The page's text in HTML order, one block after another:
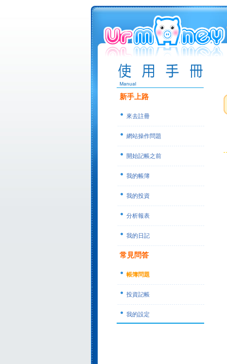
新手上路
來去註冊
網站操作問題
開始記帳之前
我的帳簿
我的投資
分析報表
我的日記
常見問答
帳簿問題
投資記帳
我的設定